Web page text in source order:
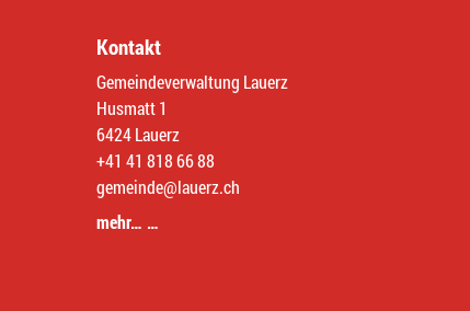
Kontakt
Gemeindeverwaltung Lauerz
Husmatt 1
6424 Lauerz
+41 41 818 66 88
gemeinde@lauerz.ch
mehr… …